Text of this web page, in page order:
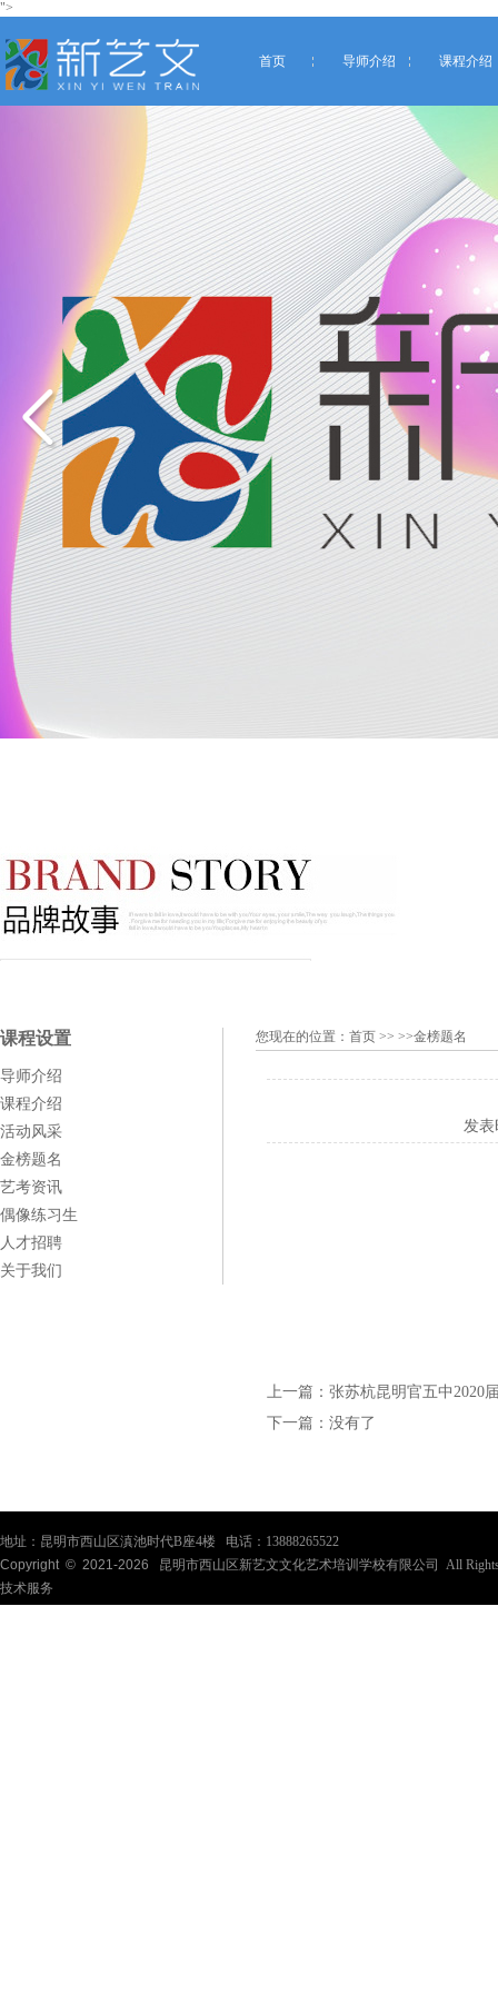
">
首页 导师介绍 课程介绍
课程设置
导师介绍
课程介绍
活动风采
金榜题名
艺考资讯
偶像练习生
人才招聘
关于我们
您现在的位置： 首页 >> >>金榜题名
发表
上一篇： 张苏杭昆明官五中2020
下一篇： 没有了
地址：昆明市西山区滇池时代B座4楼 电话：13888265522
Copyright © 2021-2026
昆明市西山区新艺文文化艺术培训学校有限公司 All
技术服务